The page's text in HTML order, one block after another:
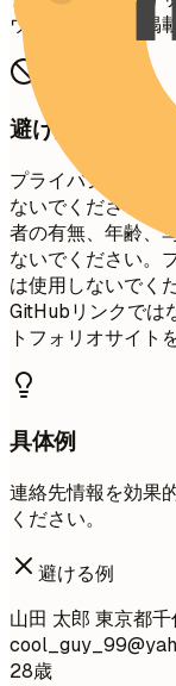
ウェブサイトの掲
避けたい書き方
プライバシーのた
ないでください。
者の有無、年齢、
ないでください。
は使用しないでく
GitHubリンクでは
トフォリオサイト
具体例
連絡先情報を効果
ください。
避ける例
山田 太郎 東京都
28歳